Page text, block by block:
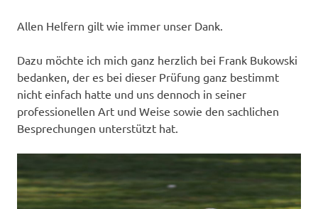
Allen Helfern gilt wie immer unser Dank.
Dazu möchte ich mich ganz herzlich bei Frank Bukowski
bedanken, der es bei dieser Prüfung ganz bestimmt
nicht einfach hatte und uns dennoch in seiner
professionellen Art und Weise sowie den sachlichen
Besprechungen unterstützt hat.